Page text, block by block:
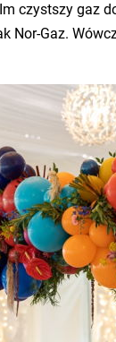
czystszy
Gaz.